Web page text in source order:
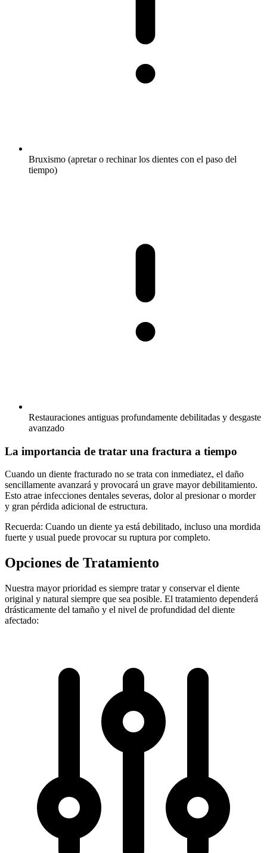
Bruxismo (apretar o rechinar los dientes con el paso del
tiempo)
Restauraciones antiguas profundamente debilitadas y desgaste
avanzado
La importancia de tratar una fractura a tiempo
Cuando un diente fracturado no se trata con inmediatez, el daño
sencillamente avanzará y provocará un grave mayor debilitamiento.
Esto atrae infecciones dentales severas, dolor al presionar o morder
y gran pérdida adicional de estructura.
Recuerda: Cuando un diente ya está debilitado, incluso una mordida
fuerte y usual puede provocar su ruptura por completo.
Opciones de Tratamiento
Nuestra mayor prioridad es siempre tratar y conservar el diente
original y natural siempre que sea posible. El tratamiento dependerá
drásticamente del tamaño y el nivel de profundidad del diente
afectado: